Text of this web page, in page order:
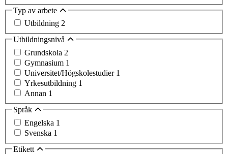
Typ av arbete
Utbildning 2
Utbildningsnivå
Grundskola 2
Gymnasium 1
Universitet/Högskolestudier 1
Yrkesutbildning 1
Annan 1
Språk
Engelska 1
Svenska 1
Etikett